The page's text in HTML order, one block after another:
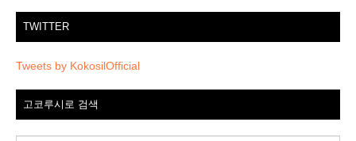
TWITTER
Tweets by KokosilOfficial
고코루시로 검색